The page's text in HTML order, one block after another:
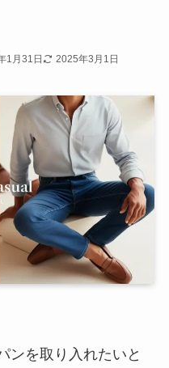
1月31日 2025年3月1日
ンを取り入れたいと